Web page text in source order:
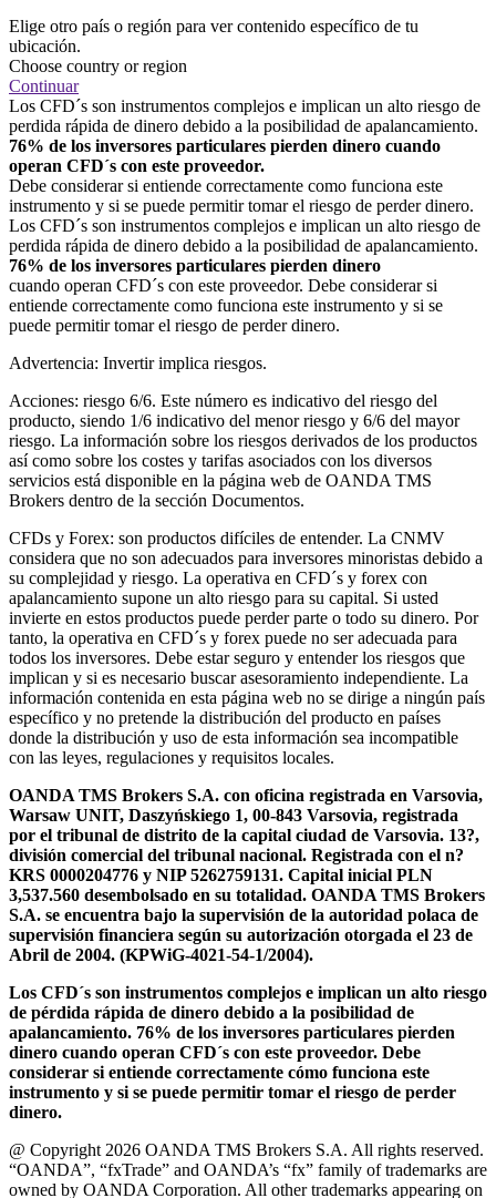
Elige otro país o región para ver contenido específico de tu
ubicación.
Choose country or region
Continuar
Los CFD´s son instrumentos complejos e implican un alto riesgo de
perdida rápida de dinero debido a la posibilidad de apalancamiento.
76% de los inversores particulares pierden dinero cuando
operan CFD´s con este proveedor.
Debe considerar si entiende correctamente como funciona este
instrumento y si se puede permitir tomar el riesgo de perder dinero.
Los CFD´s son instrumentos complejos e implican un alto riesgo de
perdida rápida de dinero debido a la posibilidad de apalancamiento.
76% de los inversores particulares pierden dinero
cuando operan CFD´s con este proveedor. Debe considerar si
entiende correctamente como funciona este instrumento y si se
puede permitir tomar el riesgo de perder dinero.
Advertencia: Invertir implica riesgos.
Acciones: riesgo 6/6. Este número es indicativo del riesgo del
producto, siendo 1/6 indicativo del menor riesgo y 6/6 del mayor
riesgo. La información sobre los riesgos derivados de los productos
así como sobre los costes y tarifas asociados con los diversos
servicios está disponible en la página web de OANDA TMS
Brokers dentro de la sección Documentos.
CFDs y Forex: son productos difíciles de entender. La CNMV
considera que no son adecuados para inversores minoristas debido a
su complejidad y riesgo. La operativa en CFD´s y forex con
apalancamiento supone un alto riesgo para su capital. Si usted
invierte en estos productos puede perder parte o todo su dinero. Por
tanto, la operativa en CFD´s y forex puede no ser adecuada para
todos los inversores. Debe estar seguro y entender los riesgos que
implican y si es necesario buscar asesoramiento independiente. La
información contenida en esta página web no se dirige a ningún país
específico y no pretende la distribución del producto en países
donde la distribución y uso de esta información sea incompatible
con las leyes, regulaciones y requisitos locales.
OANDA TMS Brokers S.A. con oficina registrada en Varsovia,
Warsaw UNIT, Daszyńskiego 1, 00-843 Varsovia, registrada
por el tribunal de distrito de la capital ciudad de Varsovia. 13?,
división comercial del tribunal nacional. Registrada con el n?
KRS 0000204776 y NIP 5262759131. Capital inicial PLN
3,537.560 desembolsado en su totalidad. OANDA TMS Brokers
S.A. se encuentra bajo la supervisión de la autoridad polaca de
supervisión financiera según su autorización otorgada el 23 de
Abril de 2004. (KPWiG-4021-54-1/2004).
Los CFD´s son instrumentos complejos e implican un alto riesgo
de pérdida rápida de dinero debido a la posibilidad de
apalancamiento. 76% de los inversores particulares pierden
dinero cuando operan CFD´s con este proveedor. Debe
considerar si entiende correctamente cómo funciona este
instrumento y si se puede permitir tomar el riesgo de perder
dinero.
@ Copyright 2026 OANDA TMS Brokers S.A. All rights reserved.
“OANDA”, “fxTrade” and OANDA’s “fx” family of trademarks are
owned by OANDA Corporation. All other trademarks appearing on